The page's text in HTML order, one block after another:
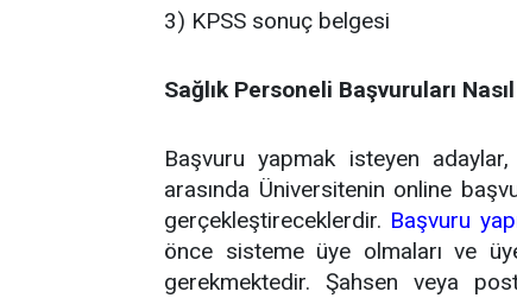
3) KPSS sonuç belgesi
Sağlık Personeli Başvuruları
Başvuru yapmak isteyen
arasında Üniversitenin online
gerçekleştireceklerdir. Başvuru
önce sisteme üye olmaları ve
gerekmektedir. Şahsen veya